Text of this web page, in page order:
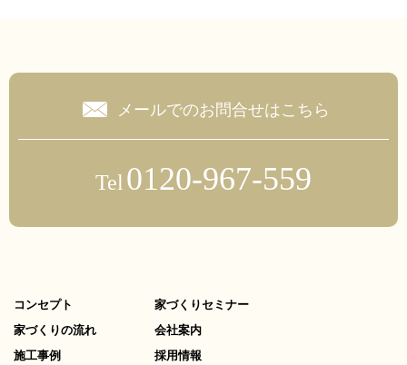
メールでのお問合せはこちら
Tel 0120-967-559
コンセプト
家づくりの流れ
施工事例
家づくりセミナー
会社案内
採用情報